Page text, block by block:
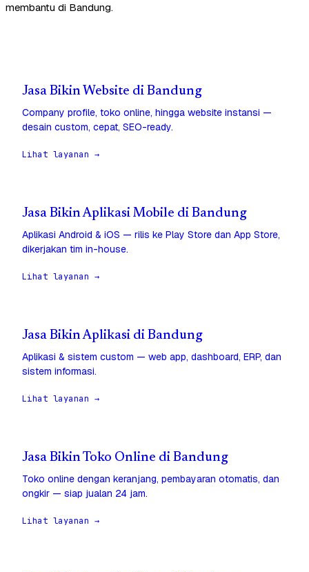
membantu di Bandung.
Jasa Bikin Website di Bandung
Company profile, toko online, hingga website instansi —
desain custom, cepat, SEO-ready.
Lihat layanan →
Jasa Bikin Aplikasi Mobile di Bandung
Aplikasi Android & iOS — rilis ke Play Store dan App Store,
dikerjakan tim in-house.
Lihat layanan →
Jasa Bikin Aplikasi di Bandung
Aplikasi & sistem custom — web app, dashboard, ERP, dan
sistem informasi.
Lihat layanan →
Jasa Bikin Toko Online di Bandung
Toko online dengan keranjang, pembayaran otomatis, dan
ongkir — siap jualan 24 jam.
Lihat layanan →